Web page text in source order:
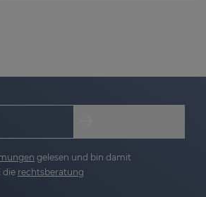
gelesen und bin damit
die rechtsberatung